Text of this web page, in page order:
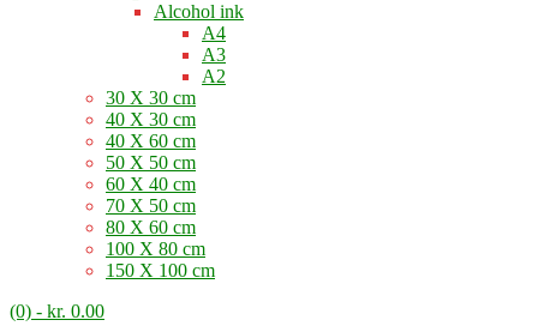
Alcohol ink
A4
A3
A2
30 X 30 cm
40 X 30 cm
40 X 60 cm
50 X 50 cm
60 X 40 cm
70 X 50 cm
80 X 60 cm
100 X 80 cm
150 X 100 cm
(0) - kr. 0.00